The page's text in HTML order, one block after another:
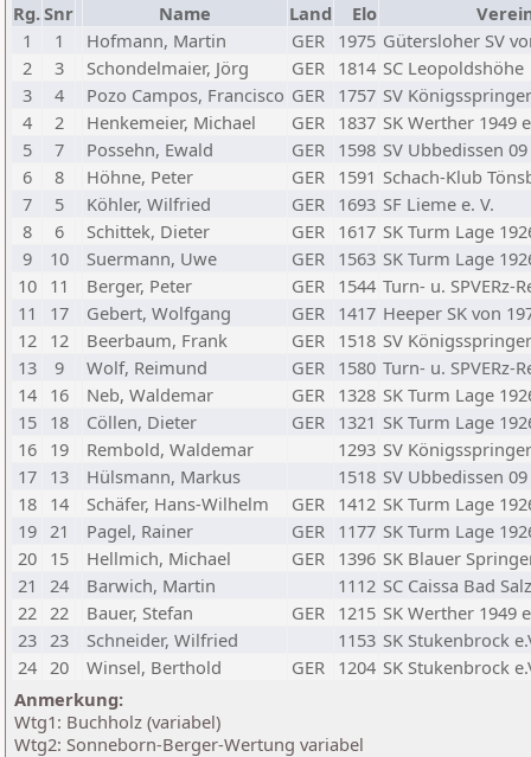
Rg.Snr Name Land Elo
1
1 Hofmann, Martin GER 1975 Gütersloher SV
2
3 Schondelmaier, Jörg GER 1814 SC Leopoldshöhe
3
4 Pozo Campos, Francisco GER 1757 SV
4
2 Henkemeier, Michael GER 1837 SK Werther 1949
5
7 Possehn, Ewald GER 1598 SV Ubbedissen 09
6
8 Höhne, Peter GER 1591 Schach-Klub
7
5 Köhler, Wilfried GER 1693 SF Lieme e. V.
8
6 Schittek, Dieter GER 1617 SK Turm Lage
9
10 Suermann, Uwe GER 1563 SK Turm Lage
10 11 Berger, Peter GER 1544 Turn- u. SPVERz-
11
17 Gebert, Wolfgang GER 1417 Heeper SK von
12 12 Beerbaum, Frank GER 1518 SV
13
9 Wolf, Reimund GER 1580 Turn- u. SPVERz-
14 16 Neb, Waldemar GER 1328 SK Turm Lage
15 18 Cöllen, Dieter GER 1321 SK Turm Lage
16 19 Rembold, Waldemar 1293 SV
17 13 Hülsmann, Markus 1518 SV Ubbedissen 09
18 14 Schäfer, Hans-Wilhelm GER 1412 SK Turm Lage
19 21 Pagel, Rainer GER 1177 SK Turm Lage
20 15 Hellmich, Michael GER 1396 SK Blauer
21
24 Barwich, Martin 1112 SC Caissa Bad
22 22 Bauer, Stefan GER 1215 SK Werther 1949
23 23 Schneider, Wilfried 1153 SK Stukenbrock
24 20 Winsel, Berthold GER 1204 SK Stukenbrock
Anmerkung:
Wtg1: Buchholz (variabel)
Wtg2: Sonneborn-Berger-Wertung variabel